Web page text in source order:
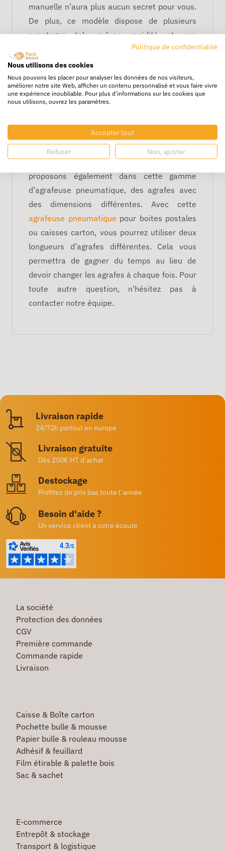
manuelle n’aura plus aucun secret pour vous.
De plus, ce modèle dispose de plusieurs
avantages tels qu’une rapidité et une
précision d’agrafage, une productivité élevée,
une forte capacité du chargeur (ce qui vous
évitera de devoir le recharger tout le temps et
de perdre du temps dans l’agrafage de vos
boites postales et autres emballages carton),
utilisation très facile de l’agrafeuse manuelle.
Parce qu’il est totalement possible d’utiliser
différents formats d’agrafes, nous vous
proposons également dans cette gamme
d’agrafeuse pneumatique, des agrafes avec
des dimensions différentes. Avec cette
agrafeuse pneumatique pour boites postales
ou caisses carton, vous pourrez utiliser deux
longueurs d’agrafes différentes. Cela vous
permettra de gagner du temps au lieu de
devoir changer les agrafes à chaque fois. Pour
toute autre question, n’hésitez pas à
contacter notre équipe.
Livraison rapide
24/72h partout en europe
Livraison gratuite
Dès 250€ HT d’achat
Destockage
Profitez de prix bas toute l’année
Besoin d'aide ?
Un service client à votre écoute
La société
Protection des données
CGV
Première commande
Commande rapide
Livraison
Caisse & Boîte carton
Pochette bulle & mousse
Papier bulle & rouleau mousse
Adhésif & feuillard
Film étirable & palette bois
Sac & sachet
E-commerce
Entrepôt & stockage
Transport & logistique
Politique de confidentialité
Nous utilisons des cookies
Nous pouvons les placer pour analyser les données de nos visiteurs,
améliorer notre site Web, afficher un contenu personnalisé et vous faire vivre
une expérience inoubliable. Pour plus d'informations sur les cookies que
nous utilisons, ouvrez les paramètres.
Accepter tout
Refuser Non, ajuster